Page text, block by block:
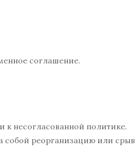
соглашение.
к несогласованной политике.
собой реорганизацию или срыв